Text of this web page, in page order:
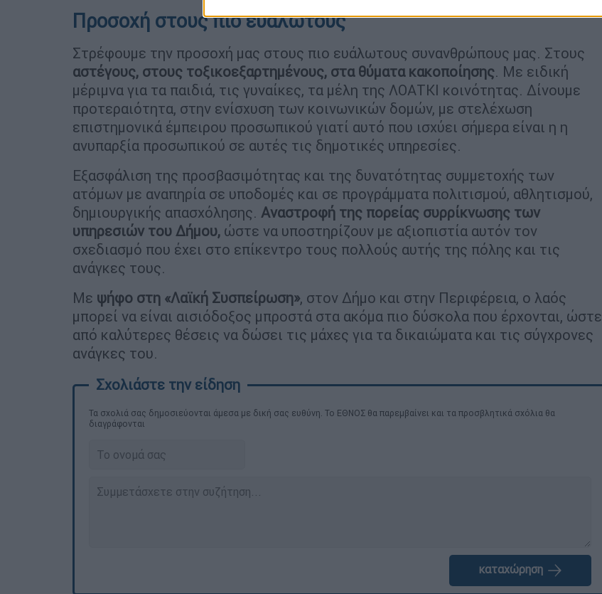
Προσοχή στους πιο ευάλωτους
Στρέφουμε την προσοχή μας στους πιο ευάλωτους συνανθρώπους μας. Στους
αστέγους, στους τοξικοεξαρτημένους, στα θύματα κακοποίησης. Με ειδική
μέριμνα για τα παιδιά, τις γυναίκες, τα μέλη της ΛΟΑΤΚΙ κοινότητας. Δίνουμε
προτεραιότητα, στην ενίσχυση των κοινωνικών δομών, με στελέχωση
επιστημονικά έμπειρου προσωπικού γιατί αυτό που ισχύει σήμερα είναι η η
ανυπαρξία προσωπικού σε αυτές τις δημοτικές υπηρεσίες.
Εξασφάλιση της προσβασιμότητας και της δυνατότητας συμμετοχής των
ατόμων με αναπηρία σε υποδομές και σε προγράμματα πολιτισμού, αθλητισμού,
δημιουργικής απασχόλησης. Αναστροφή της πορείας συρρίκνωσης των
υπηρεσιών του Δήμου, ώστε να υποστηρίζουν με αξιοπιστία αυτόν τον
σχεδιασμό που έχει στο επίκεντρο τους πολλούς αυτής της πόλης και τις
ανάγκες τους.
Με ψήφο στη «Λαϊκή Συσπείρωση», στον Δήμο και στην Περιφέρεια, ο λαός
μπορεί να είναι αισιόδοξος μπροστά στα ακόμα πιο δύσκολα που έρχονται, ώστε
από καλύτερες θέσεις να δώσει τις μάχες για τα δικαιώματα και τις σύγχρονες
ανάγκες του.
Τα σχολιά σας δημοσιεύονται άμεσα με δική σας ευθύνη. Το ΕΘΝΟΣ θα παρεμβαίνει και τα προσβλητικά σχόλια θα
διαγράφονται
καταχώρηση